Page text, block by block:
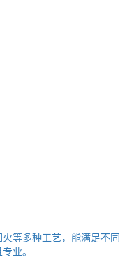
等多种工艺，能满足不同
业。